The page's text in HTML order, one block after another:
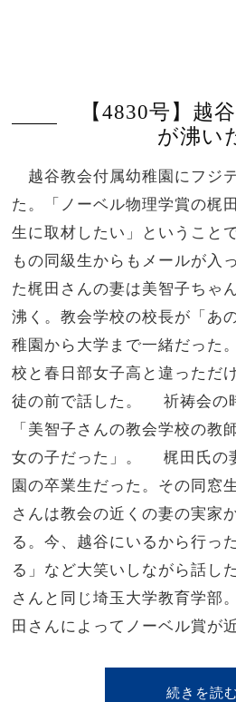
【4830号】越
が沸い
越谷教会付属幼稚園にフジ
た。「ノーベル物理学賞の梶
生に取材したい」ということ
もの同級生からもメールが入
た梶田さんの妻は美智子ち
沸く。教会学校の校長が「あ
稚園から大学まで一緒だった
校と春日部女子高と違っただ
徒の前で話した。 祈祷会の
「美智子さんの教会学校の教
女の子だった」。 梶田氏の
園の卒業生だった。その同
さんは教会の近くの妻の実家
る。今、越谷にいるから行っ
る」など大笑いしながら話し
さんと同じ埼玉大学教育学
田さんによってノーベル賞
続きを読む